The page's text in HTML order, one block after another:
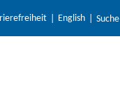
English Suche